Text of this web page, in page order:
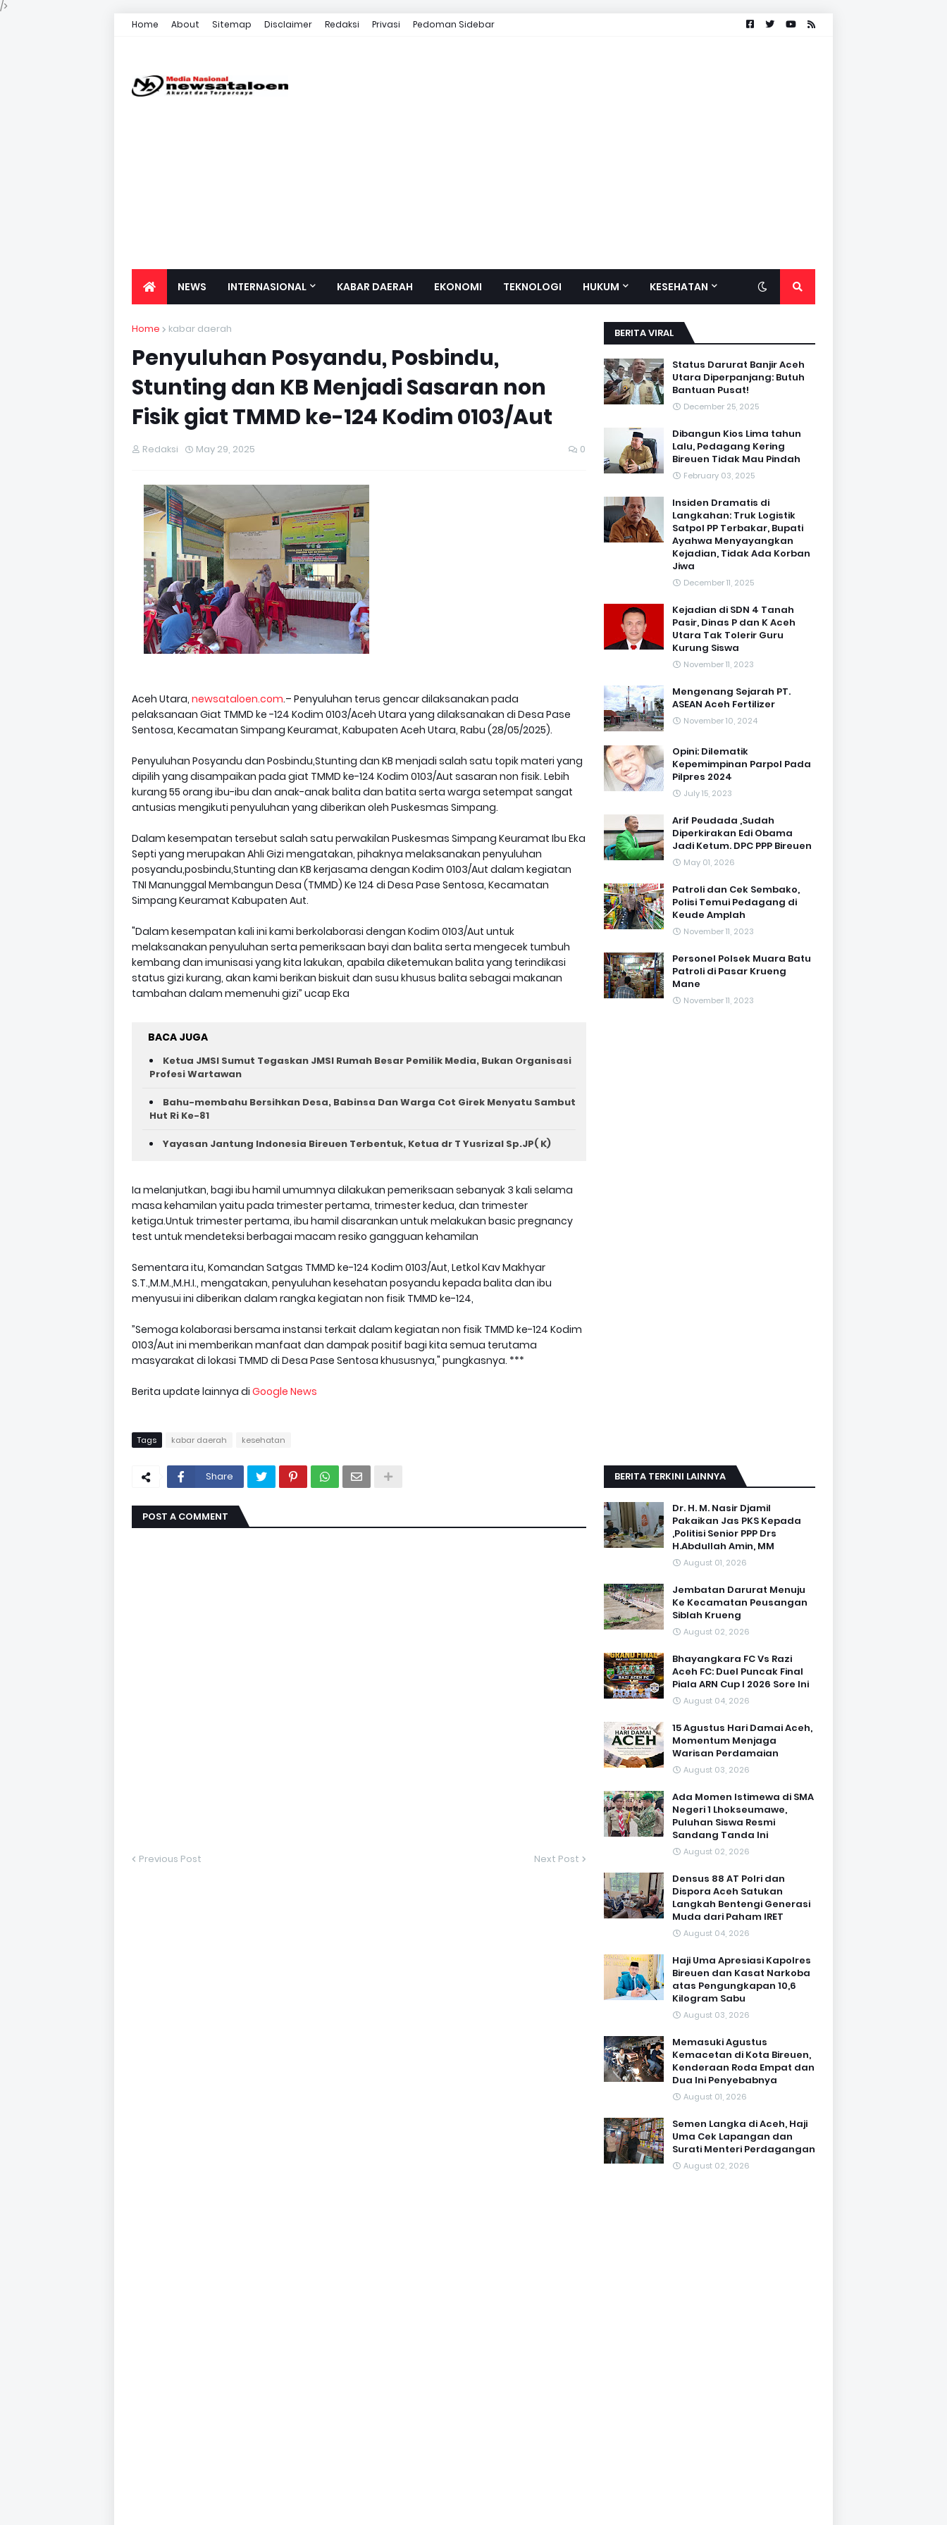
/>
Home About Sitemap Disclaimer Redaksi Privasi Pedoman Sidebar
NEWS INTERNASIONAL KABAR DAERAH EKONOMI TEKNOLOGI HUKUM KESEHATAN
Home kabar daerah
Penyuluhan Posyandu, Posbindu,
Stunting dan KB Menjadi Sasaran non
Fisik giat TMMD ke-124 Kodim 0103/Aut
Redaksi May 29, 2025 0
Aceh Utara, newsataloen.com.– Penyuluhan terus gencar dilaksanakan pada
pelaksanaan Giat TMMD ke -124 Kodim 0103/Aceh Utara yang dilaksanakan di Desa Pase
Sentosa, Kecamatan Simpang Keuramat, Kabupaten Aceh Utara, Rabu (28/05/2025).
Penyuluhan Posyandu dan Posbindu,Stunting dan KB menjadi salah satu topik materi yang
dipilih yang disampaikan pada giat TMMD ke-124 Kodim 0103/Aut sasaran non fisik. Lebih
kurang 55 orang ibu-ibu dan anak-anak balita dan batita serta warga setempat sangat
antusias mengikuti penyuluhan yang diberikan oleh Puskesmas Simpang.
Dalam kesempatan tersebut salah satu perwakilan Puskesmas Simpang Keuramat Ibu Eka
Septi yang merupakan Ahli Gizi mengatakan, pihaknya melaksanakan penyuluhan
posyandu,posbindu,Stunting dan KB kerjasama dengan Kodim 0103/Aut dalam kegiatan
TNI Manunggal Membangun Desa (TMMD) Ke 124 di Desa Pase Sentosa, Kecamatan
Simpang Keuramat Kabupaten Aut.
"Dalam kesempatan kali ini kami berkolaborasi dengan Kodim 0103/Aut untuk
melaksanakan penyuluhan serta pemeriksaan bayi dan balita serta mengecek tumbuh
kembang dan imunisasi yang kita lakukan, apabila diketemukan balita yang terindikasi
status gizi kurang, akan kami berikan biskuit dan susu khusus balita sebagai makanan
tambahan dalam memenuhi gizi” ucap Eka
BACA JUGA
Ketua JMSI Sumut Tegaskan JMSI Rumah Besar Pemilik Media, Bukan Organisasi
Profesi Wartawan
Bahu-membahu Bersihkan Desa, Babinsa Dan Warga Cot Girek Menyatu Sambut
Hut Ri Ke-81 ‎
Yayasan Jantung Indonesia Bireuen Terbentuk, Ketua dr T Yusrizal Sp.JP( K)
Ia melanjutkan, bagi ibu hamil umumnya dilakukan pemeriksaan sebanyak 3 kali selama
masa kehamilan yaitu pada trimester pertama, trimester kedua, dan trimester
ketiga.Untuk trimester pertama, ibu hamil disarankan untuk melakukan basic pregnancy
test untuk mendeteksi berbagai macam resiko gangguan kehamilan
Sementara itu, Komandan Satgas TMMD ke-124 Kodim 0103/Aut, Letkol Kav Makhyar
S.T.,M.M.,M.H.I., mengatakan, penyuluhan kesehatan posyandu kepada balita dan ibu
menyusui ini diberikan dalam rangka kegiatan non fisik TMMD ke-124,
”Semoga kolaborasi bersama instansi terkait dalam kegiatan non fisik TMMD ke-124 Kodim
0103/Aut ini memberikan manfaat dan dampak positif bagi kita semua terutama
masyarakat di lokasi TMMD di Desa Pase Sentosa khususnya," pungkasnya. ***
Berita update lainnya di Google News
Tags kabar daerah kesehatan
Share
POST A COMMENT
Previous Post Next Post
BERITA VIRAL
Status Darurat Banjir Aceh
Utara Diperpanjang: Butuh
Bantuan Pusat!
December 25, 2025
Dibangun Kios Lima tahun
Lalu, Pedagang Kering
Bireuen Tidak Mau Pindah
February 03, 2025
Insiden Dramatis di
Langkahan: Truk Logistik
Satpol PP Terbakar, Bupati
Ayahwa Menyayangkan
Kejadian, Tidak Ada Korban
Jiwa
December 11, 2025
Kejadian di SDN 4 Tanah
Pasir, Dinas P dan K Aceh
Utara Tak Tolerir Guru
Kurung Siswa
November 11, 2023
Mengenang Sejarah PT.
ASEAN Aceh Fertilizer
November 10, 2024
Opini: Dilematik
Kepemimpinan Parpol Pada
Pilpres 2024
July 15, 2023
Arif Peudada ,Sudah
Diperkirakan Edi Obama
Jadi Ketum. DPC PPP Bireuen
May 01, 2026
Patroli dan Cek Sembako,
Polisi Temui Pedagang di
Keude Amplah
November 11, 2023
Personel Polsek Muara Batu
Patroli di Pasar Krueng
Mane
November 11, 2023
BERITA TERKINI LAINNYA
Dr. H. M. Nasir Djamil
Pakaikan Jas PKS Kepada
,Politisi Senior PPP Drs
H.Abdullah Amin, MM
August 01, 2026
Jembatan Darurat Menuju
Ke Kecamatan Peusangan
Siblah Krueng
August 02, 2026
Bhayangkara FC Vs Razi
Aceh FC: Duel Puncak Final
Piala ARN Cup I 2026 Sore Ini
August 04, 2026
15 Agustus Hari Damai Aceh,
Momentum Menjaga
Warisan Perdamaian
August 03, 2026
Ada Momen Istimewa di SMA
Negeri 1 Lhokseumawe,
Puluhan Siswa Resmi
Sandang Tanda Ini
August 02, 2026
Densus 88 AT Polri dan
Dispora Aceh Satukan
Langkah Bentengi Generasi
Muda dari Paham IRET
August 04, 2026
Haji Uma Apresiasi Kapolres
Bireuen dan Kasat Narkoba
atas Pengungkapan 10,6
Kilogram Sabu
August 03, 2026
Memasuki Agustus
Kemacetan di Kota Bireuen,
Kenderaan Roda Empat dan
Dua Ini Penyebabnya
August 01, 2026
Semen Langka di Aceh, Haji
Uma Cek Lapangan dan
Surati Menteri Perdagangan
August 02, 2026